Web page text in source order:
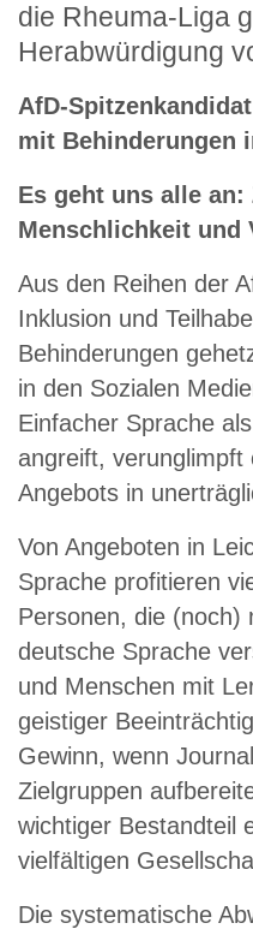
die Rheuma-Liga
Herabwürdigung
AfD-
mit Behinderungen
Es geht uns alle
Menschlichkeit und
Aus den Reihen der
Inklusion und
Behinderungen
in den Sozialen
Einfacher Sprache
angreift, verunglimpft
Angebots in
Von Angeboten in
Sprache profitieren
Personen, die (noch)
deutsche Sprache
und Menschen mit
geistiger
Gewinn, wenn
Zielgruppen
wichtiger Bestandteil
vielfältigen
Die systematische